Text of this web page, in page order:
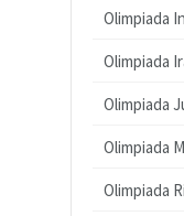
Olimpiada
Olimpiada
Olimpiada
Olimpiada
Olimpiada